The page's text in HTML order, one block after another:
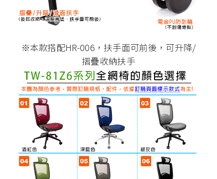
※本款搭配HR-006，扶手面可前後，可升降/
摺疊收納扶手